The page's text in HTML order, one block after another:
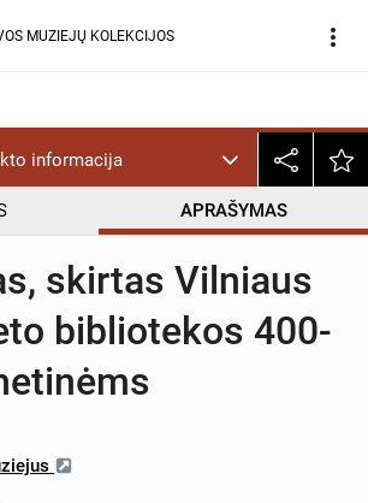
MUZIEJŲ KOLEKCIJOS more_vert
informacija
APRAŠYMAS
skirtas Vilniaus
bibliotekos 400-